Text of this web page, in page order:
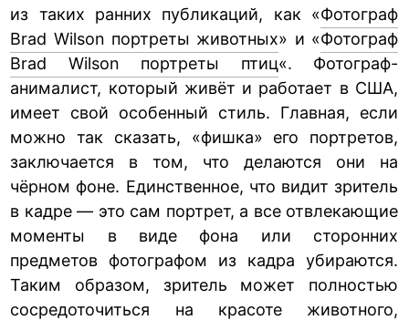
из таких ранних публикаций, как «Фотограф
Brad Wilson портреты животных» и «Фотограф
Brad Wilson портреты птиц«. Фотограф-
анималист, который живёт и работает в США,
имеет свой особенный стиль. Главная, если
можно так сказать, «фишка» его портретов,
заключается в том, что делаются они на
чёрном фоне. Единственное, что видит зритель
в кадре — это сам портрет, а все отвлекающие
моменты в виде фона или сторонних
предметов фотографом из кадра убираются.
Таким образом, зритель может полностью
сосредоточиться на красоте животного,